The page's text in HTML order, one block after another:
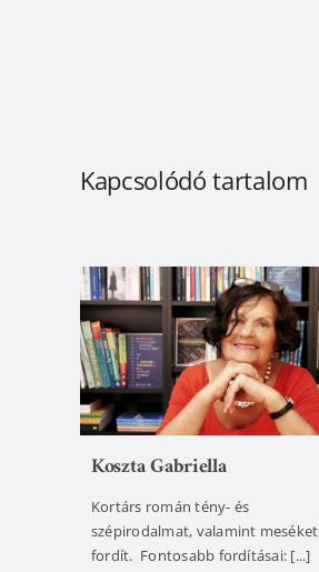
Kapcsolódó tartalom
Koszta Gabriella
Kortárs román tény- és
szépirodalmat, valamint meséket
fordít. Fontosabb fordításai: [...]